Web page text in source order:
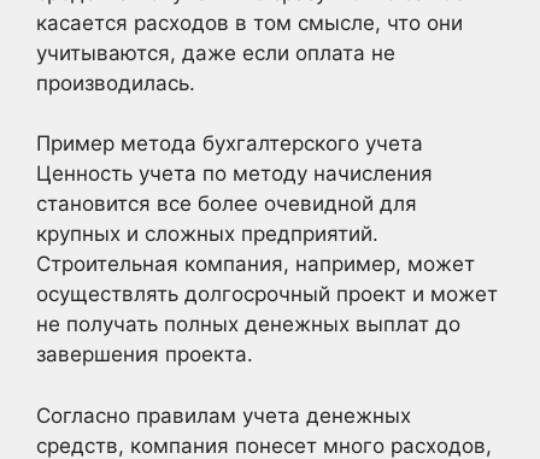
касается расходов в том смысле, что они
учитываются, даже если оплата не
производилась.
Пример метода бухгалтерского учета
Ценность учета по методу начисления
становится все более очевидной для
крупных и сложных предприятий.
Строительная компания, например, может
осуществлять долгосрочный проект и может
не получать полных денежных выплат до
завершения проекта.
Согласно правилам учета денежных
средств, компания понесет много расходов,